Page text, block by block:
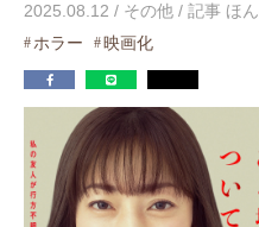
2025.08.12 / その他 / 記事 ほ
ホラー
映画化